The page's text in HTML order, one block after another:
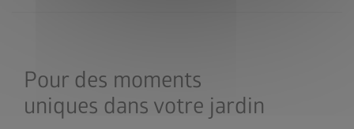
Pour des moments
uniques dans votre jardin